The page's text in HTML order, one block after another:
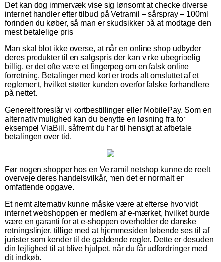
Det kan dog immervæk vise sig lønsomt at checke diverse
internet handler efter tilbud på Vetramil – sårspray – 100ml
forinden du køber, så man er skudsikker på at modtage den
mest betalelige pris.
Man skal blot ikke overse, at når en online shop udbyder
deres produkter til en salgspris der kan virke ubegribelig
billig, er det ofte være et fingerpeg om en falsk online
forretning. Betalinger med kort er trods alt omsluttet af et
reglement, hvilket støtter kunden overfor falske forhandlere
på nettet.
Generelt foreslår vi kortbestillinger eller MobilePay. Som en
alternativ mulighed kan du benytte en løsning fra for
eksempel ViaBill, såfremt du har til hensigt at afbetale
betalingen over tid.
Før nogen shopper hos en Vetramil netshop kunne de reelt
overveje deres handelsvilkår, men det er normalt en
omfattende opgave.
Et nemt alternativ kunne måske være at efterse hvorvidt
internet webshoppen er medlem af e-mærket, hvilket burde
være en garanti for at e-shoppen overholder de danske
retningslinjer, tillige med at hjemmesiden løbende ses til af
jurister som kender til de gældende regler. Dette er desuden
din lejlighed til at blive hjulpet, når du får udfordringer med
dit indkøb.